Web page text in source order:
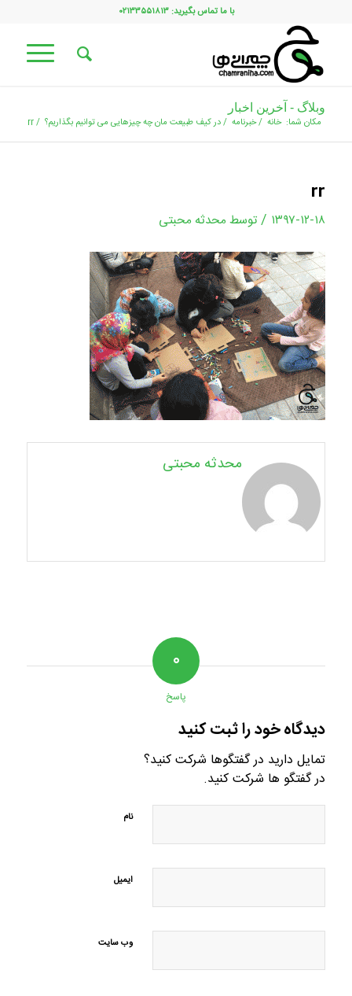
با ما تماس بگیرید: ۰۲۱۳۳۵۵۱۸۱۳
وبلاگ - آخرین اخبار
مکان شما: خانه /خبرنامه /در کیف طبیعت مان چه چیزهایی می توانیم بگذاریم؟ /
rr
rr
۱۳۹۷-۱۲-۱۸ / توسط محدثه محبتی
محدثه محبتی
۰
پاسخ
دیدگاه خود را ثبت کنید
تمایل دارید در گفتگوها شرکت کنید؟
در گفتگو ها شرکت کنید.
نام
ایمیل
وب‌ سایت